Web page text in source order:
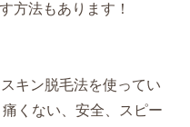
方法もあります！
キン脱毛法を使ってい
くない、安全、スピー